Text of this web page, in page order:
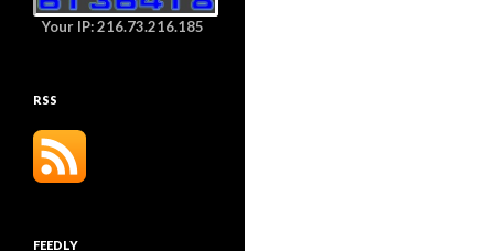
Your IP: 216.73.216.185
RSS
FEEDLY